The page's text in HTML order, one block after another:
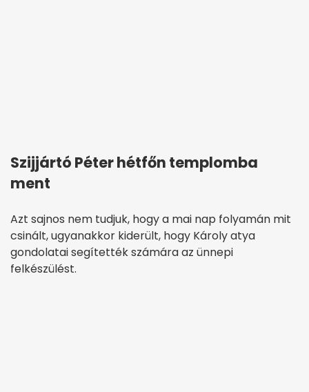
Szijjártó Péter hétfőn templomba
ment
Azt sajnos nem tudjuk, hogy a mai nap folyamán mit
csinált, ugyanakkor kiderült, hogy Károly atya
gondolatai segítették számára az ünnepi
felkészülést.